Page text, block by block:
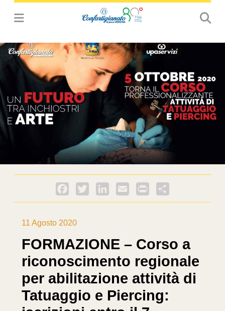
Facebook
Twitter LinkedInEmail PrintFriendly
11 Agosto 2020
FORMAZIONE – Corso a
riconoscimento regionale
per abilitazione attività di
Tatuaggio e Piercing: